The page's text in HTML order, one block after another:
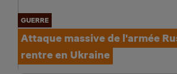
GUERRE
Attaque massive de l'armée
rentre en Ukraine